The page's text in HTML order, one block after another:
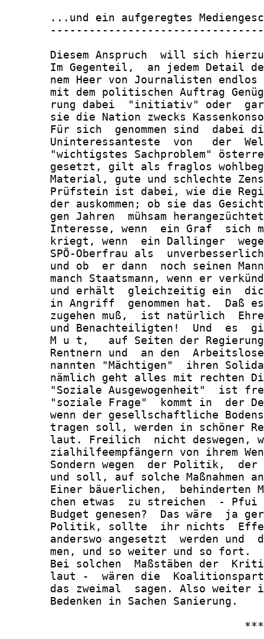
...und ein aufgeregtes
Diesem Anspruch  will sich
Im Gegenteil,  an jedem Detail
nem Heer von Journalisten
mit dem politischen Auftrag
rung dabei  "initiativ" oder
sie die Nation zwecks
Für sich  genommen sind  dabei
Uninteressanteste  von   der
"wichtigstes Sachproblem"
gesetzt, gilt als fraglos
Material, gute und schlechte
Prüfstein ist dabei, wie die
der auskommen; ob sie das
gen Jahren  mühsam
Interesse, wenn  ein Graf  sich
kriegt, wenn  ein Dallinger
SPÖ-Oberfrau als
und ob  er dann  noch seinen
manch Staatsmann, wenn er
und erhält  gleichzeitig ein
in Angriff  genommen hat.  Daß
zugehen muß,  ist natürlich
und Benachteiligten!  Und  es
M u t,   auf Seiten der
Rentnern und  an den
nannten "Mächtigen"  ihren
nämlich geht alles mit rechten
"Soziale Ausgewogenheit"  ist
"soziale Frage"  kommt in  der
wenn der gesellschaftliche
tragen soll, werden in schöner
laut. Freilich  nicht deswegen,
zialhilfeempfängern von ihrem
Sondern wegen  der Politik,
und soll, auf solche Maßnahmen
Einer bäuerlichen,  behinderten
chen etwas  zu streichen  -
Budget genesen?  Das wäre  ja
Politik, sollte  ihr nichts
anderswo angesetzt  werden und
       men, und so weiter und so fort.
Bei solchen  Maßstäben der
laut -  wären die
das zweimal  sagen. Also weiter
       Bedenken in Sachen Sanierung.
                                     ***